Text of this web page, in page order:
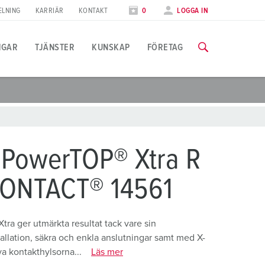
KARRIÄR KONTAKT 0 LOGGA IN
TJÄNSTER
TILL UTBILDNINGARNA
KUNSKAP FÖRETAG
Xtra R
14561
ger utmärkta resultat tack vare sin
säkra och enkla anslutningar samt med X-
kontakthylsorna...
Läs mer